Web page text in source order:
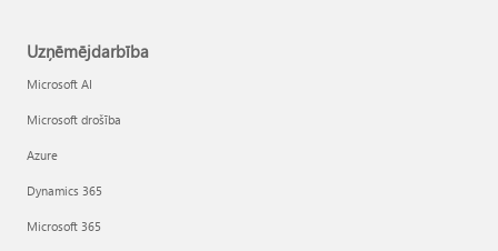
Uzņēmējdarbība
Microsoft AI
Microsoft drošība
Azure
Dynamics 365
Microsoft 365